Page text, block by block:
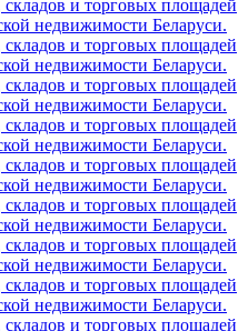
и торговых площадей
недвижимости Беларуси.
и торговых площадей
недвижимости Беларуси.
и торговых площадей
недвижимости Беларуси.
и торговых площадей
недвижимости Беларуси.
и торговых площадей
недвижимости Беларуси.
и торговых площадей
недвижимости Беларуси.
и торговых площадей
недвижимости Беларуси.
и торговых площадей
недвижимости Беларуси.
и торговых площадей